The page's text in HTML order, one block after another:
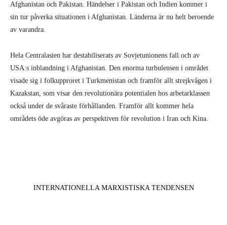
Afghanistan och Pakistan. Händelser i Pakistan och Indien kommer i
sin tur påverka situationen i Afghanistan. Länderna är nu helt beroende
av varandra.
Hela Centralasien har destabiliserats av Sovjetunionens fall och av
USA:s inblandning i Afghanistan. Den enorma turbulensen i området
visade sig i folkupproret i Turkmenistan och framför allt strejkvågen i
Kazakstan, som visar den revolutionära potentialen hos arbetarklassen
också under de svåraste förhållanden. Framför allt kommer hela
områdets öde avgöras av perspektiven för revolution i Iran och Kina.
INTERNATIONELLA MARXISTISKA TENDENSEN